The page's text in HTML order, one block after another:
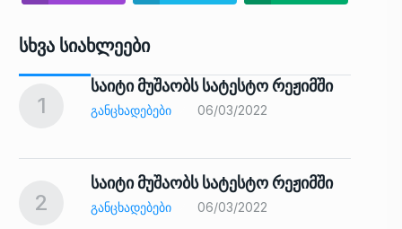
Სხვა Სიახლეები
1
საიტი მუშაობს სატესტო რეჟიმში
ᲒᲐᲜᲪᲮᲐᲓᲔᲑᲔᲑᲘ 06/03/2022
2
საიტი მუშაობს სატესტო რეჟიმში
ᲒᲐᲜᲪᲮᲐᲓᲔᲑᲔᲑᲘ 06/03/2022